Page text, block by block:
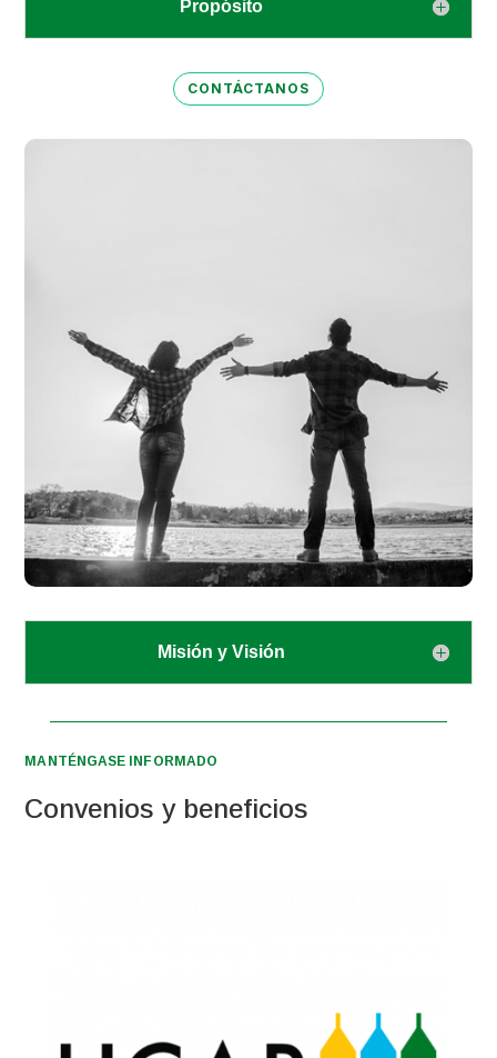
Propósito
CONTÁCTANOS
Misión y Visión
MANTÉNGASE INFORMADO
Convenios y beneficios